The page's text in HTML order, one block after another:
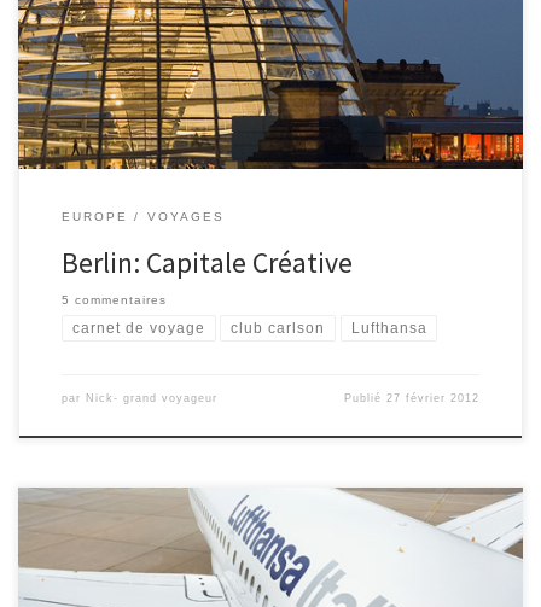
scène artistique internationale en ce moment. Berlin a
été nommé « Ville de design » par l’UNESCO en 2006
et accueil plus de 430 galeries. La ville compte aussi plus de 6000
artistes […]
EUROPE VOYAGES
Berlin: Capitale Créative
5 commentaires
carnet de voyage club carlson Lufthansa
par Nick- grand voyageur Publié27 février 2012
J’ai profité de vols directs à 79 EUR A/R de Lufthansa Italia entre